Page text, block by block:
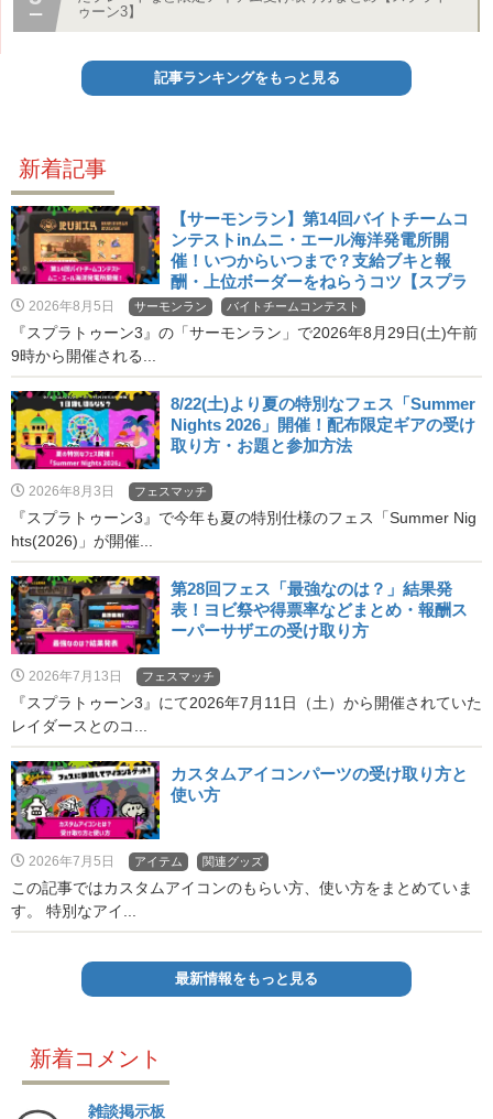
ゥーン3】
記事ランキングをもっと見る
新着記事
【サーモンラン】第14回バイトチームコ
ンテストinムニ・エール海洋発電所開
催！いつからいつまで？支給ブキと報
酬・上位ボーダーをねらうコツ【スプラ
3・バチコン】
2026年8月5日 サーモンラン バイトチームコンテスト
『スプラトゥーン3』の「サーモンラン」で2026年8月29日(土)午前
9時から開催される...
8/22(土)より夏の特別なフェス「Summer
Nights 2026」開催！配布限定ギアの受け
取り方・お題と参加方法
2026年8月3日 フェスマッチ
『スプラトゥーン3』で今年も夏の特別仕様のフェス「Summer Nig
hts(2026)」が開催...
第28回フェス「最強なのは？」結果発
表！ヨビ祭や得票率などまとめ・報酬ス
ーパーサザエの受け取り方
2026年7月13日 フェスマッチ
『スプラトゥーン3』にて2026年7月11日（土）から開催されていた
レイダースとのコ...
カスタムアイコンパーツの受け取り方と
使い方
2026年7月5日 アイテム 関連グッズ
この記事ではカスタムアイコンのもらい方、使い方をまとめていま
す。 特別なアイ...
最新情報をもっと見る
新着コメント
雑談掲示板